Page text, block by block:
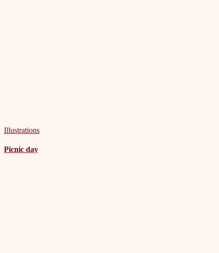
Illustrations
Picnic day